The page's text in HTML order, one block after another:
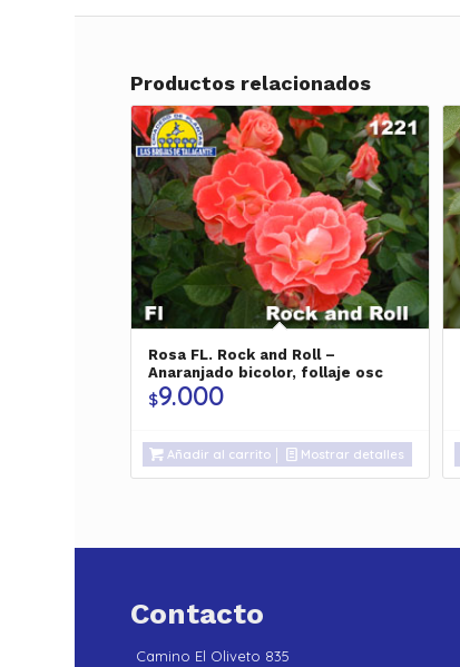
Productos relacionados
Rosa FL. Rock and Roll –
Anaranjado bicolor, follaje osc
$9.000
Añadir al carrito Mostrar detalles
Contacto
Camino El Oliveto 835